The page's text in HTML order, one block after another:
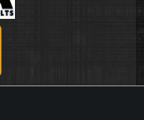
opatření provozovatele